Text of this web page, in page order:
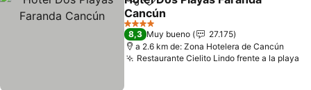
CompartirAñadir a favoritos
Cancún
Ver precios
4 Estrellas
8,3 Muy bueno
27.175
a 2.6 km de: Zona Hotelera de Cancún
Restaurante Cielito Lindo frente a la playa